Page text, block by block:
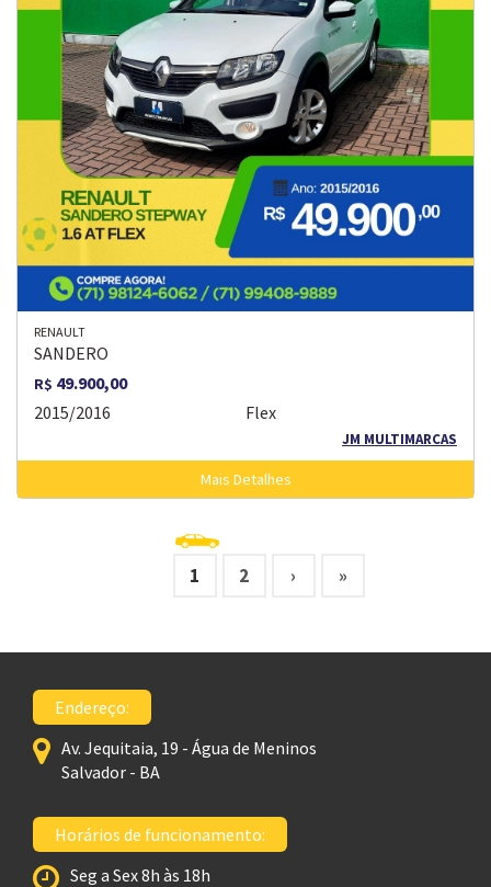
RENAULT
SANDERO
R$ 49.900,00
2015/2016
Flex
JM MULTIMARCAS
Mais Detalhes
1 2 › »
Endereço:
Av. Jequitaia, 19 - Água de Meninos
Salvador - BA
Horários de funcionamento:
Seg a Sex 8h às 18h